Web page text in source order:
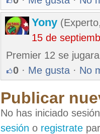
Yony
15 de
Premier 12 se
0 · Me gusta · No
Publicar
No has iniciado
sesión o registrate